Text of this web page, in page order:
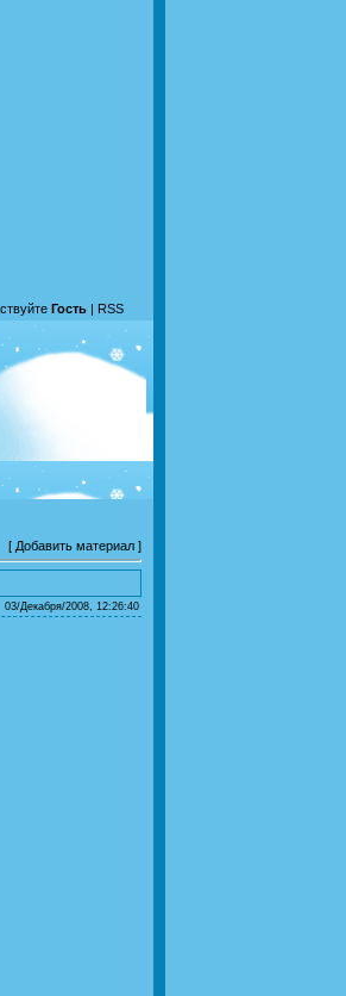
Гость | RSS
[ Добавить материал ]
03/Декабря/2008, 12:26:40